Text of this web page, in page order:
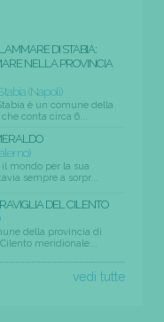
DI STABIA:
NELLA PROVINCIA
(Napoli)
è un comune della
conta circa 6...
mondo per la sua
sempre a sorpr...
DEL CILENTO
della provincia di
meridionale...
vedi tutte